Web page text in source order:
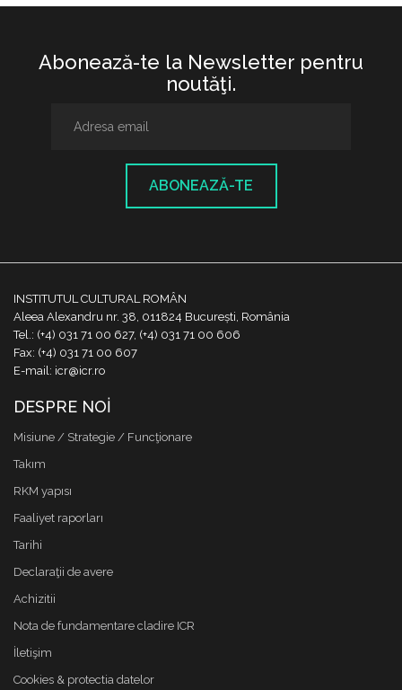
Abonează-te la Newsletter pentru
noutăţi.
ABONEAZĂ-TE
INSTITUTUL CULTURAL ROMÂN
Aleea Alexandru nr. 38, 011824 București, România
Tel.: (+4) 031 71 00 627, (+4) 031 71 00 606
Fax: (+4) 031 71 00 607
E-mail: icr@icr.ro
DESPRE NOI
Misiune / Strategie / Funcţionare
Takım
RKM yapısı
Faaliyet raporları
Tarihi
Declaraţii de avere
Achizitii
Nota de fundamentare cladire ICR
İletişim
Cookies & protectia datelor